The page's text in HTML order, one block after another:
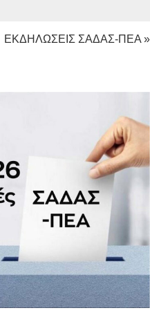
ΕΚΔΗΛΩΣΕΙΣ ΣΑΔΑΣ-ΠΕΑ »